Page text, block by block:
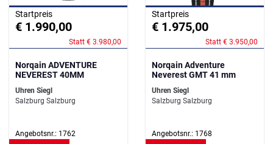
Startpreis
€ 1.990,00
Statt € 3.980,00
Norqain ADVENTURE
NEVEREST 40MM
Uhren Siegl
Salzburg Salzburg
Angebotsnr.: 1762
Startpreis
€ 1.975,00
Statt € 3.950,00
Norqain Adventure
Neverest GMT 41 mm
Uhren Siegl
Salzburg Salzburg
Angebotsnr.: 1768